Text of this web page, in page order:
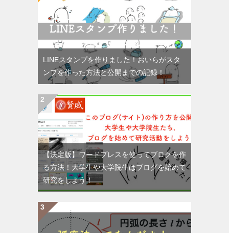
LINEスタンプを作りました！おいらがスタ
ンプを作った方法と公開までの記録！
【決定版】ワードプレスを使ってブログを作
る方法！大学生や大学院生はブログを始めて
研究をしよう！